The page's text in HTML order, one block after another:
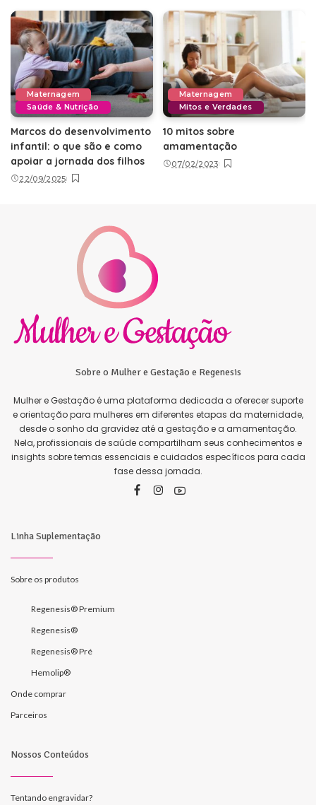
Maternagem
Saúde & Nutrição
Marcos do desenvolvimento
infantil: o que são e como
apoiar a jornada dos filhos
22/09/2025
Maternagem
Mitos e Verdades
10 mitos sobre
amamentação
07/02/2023
Sobre o Mulher e Gestação e Regenesis
Mulher e Gestação é uma plataforma dedicada a oferecer suporte
e orientação para mulheres em diferentes etapas da maternidade,
desde o sonho da gravidez até a gestação e a amamentação.
Nela, profissionais de saúde compartilham seus conhecimentos e
insights sobre temas essenciais e cuidados específicos para cada
fase dessa jornada.
Linha Suplementação
Sobre os produtos
Regenesis® Premium
Regenesis®
Regenesis® Pré
Hemolip®
Onde comprar
Parceiros
Nossos Conteúdos
Tentando engravidar?